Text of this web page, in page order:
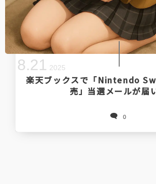
楽天ブックスで「Nintendo
売」当選メールが届
0
8.21 2025